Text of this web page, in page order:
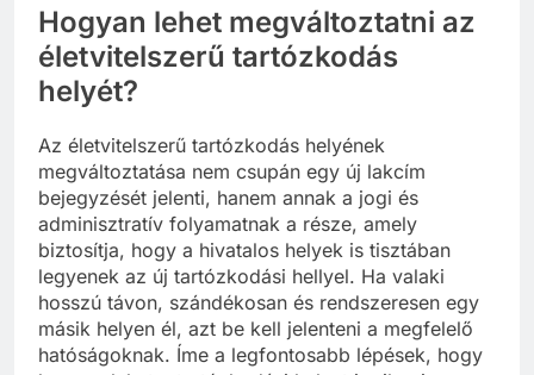
Hogyan lehet megváltoztatni az
életvitelszerű tartózkodás
helyét?
Az életvitelszerű tartózkodás helyének
megváltoztatása nem csupán egy új lakcím
bejegyzését jelenti, hanem annak a jogi és
adminisztratív folyamatnak a része, amely
biztosítja, hogy a hivatalos helyek is tisztában
legyenek az új tartózkodási hellyel. Ha valaki
hosszú távon, szándékosan és rendszeresen egy
másik helyen él, azt be kell jelenteni a megfelelő
hatóságoknak. Íme a legfontosabb lépések, hogy